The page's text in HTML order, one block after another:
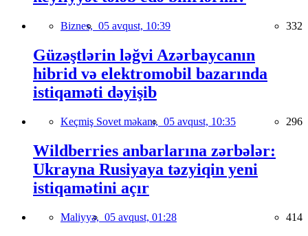
Biznes, 05 avqust, 10:39 332
Güzəştlərin ləğvi Azərbaycanın
hibrid və elektromobil bazarında
istiqaməti dəyişib
Keçmiş Sovet məkanı, 05 avqust, 10:35 296
Wildberries anbarlarına zərbələr:
Ukrayna Rusiyaya təzyiqin yeni
istiqamətini açır
Maliyyə, 05 avqust, 01:28 414